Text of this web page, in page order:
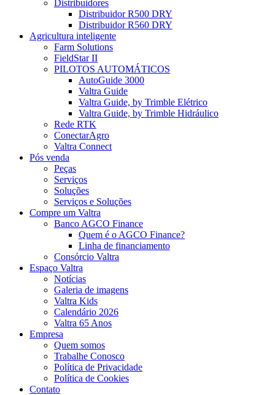
Distribuidores
Distribuidor R500 DRY
Distribuidor R560 DRY
Agricultura inteligente
Farm Solutions
FieldStar II
PILOTOS AUTOMÁTICOS
AutoGuide 3000
Valtra Guide
Valtra Guide, by Trimble Elétrico
Valtra Guide, by Trimble Hidráulico
Rede RTK
ConectarAgro
Valtra Connect
Pós venda
Peças
Serviços
Soluções
Serviços e Soluções
Compre um Valtra
Banco AGCO Finance
Quem é o AGCO Finance?
Linha de financiamento
Consórcio Valtra
Espaço Valtra
Notícias
Galeria de imagens
Valtra Kids
Calendário 2026
Valtra 65 Anos
Empresa
Quem somos
Trabalhe Conosco
Política de Privacidade
Política de Cookies
Contato